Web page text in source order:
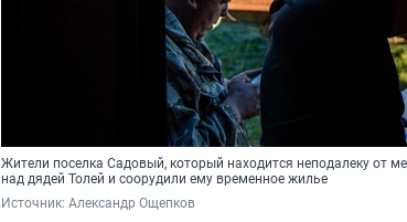
Жители поселка Садовый, который находится неподалеку от
над дядей Толей и соорудили ему временное жилье
Источник: Александр Ощепков